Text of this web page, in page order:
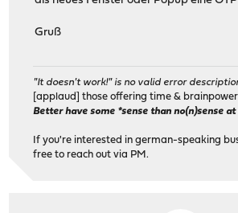
Gruß
"It doesn't work!" is no valid error
[applaud] those offering time &
Better have some *sense than no(n)sense
If you're interested in german-speaking
free to reach out via PM.